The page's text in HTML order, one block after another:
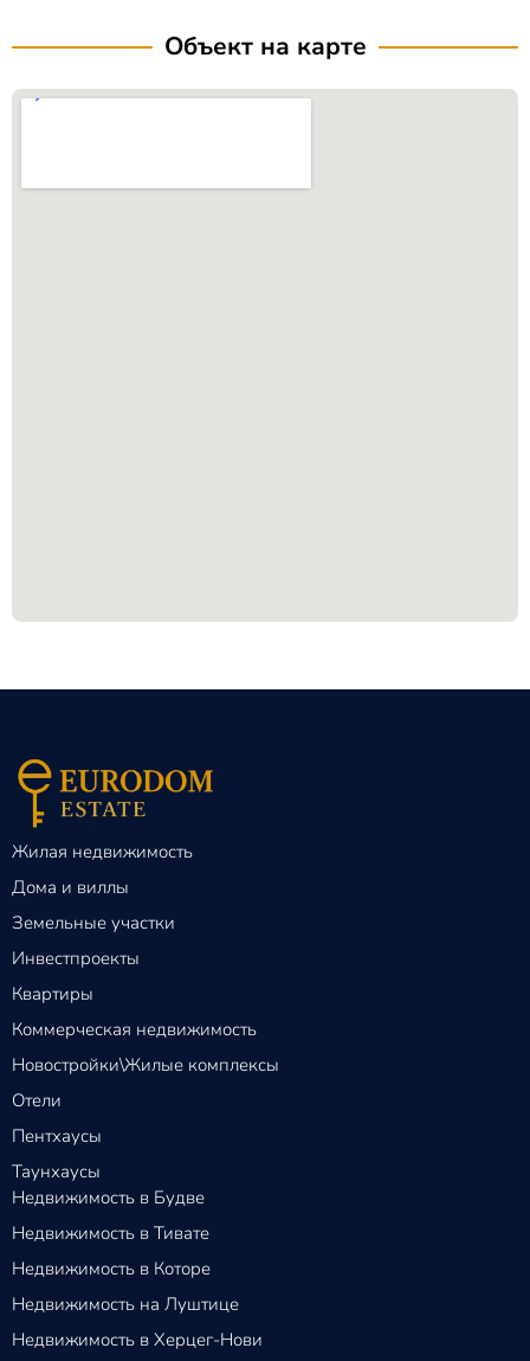
Объект на карте
Жилая недвижимость
Дома и виллы
Земельные участки
Инвестпроекты
Квартиры
Коммерческая недвижимость
Новостройки\Жилые комплексы
Отели
Пентхаусы
Таунхаусы
Недвижимость в Будве
Недвижимость в Тивате
Недвижимость в Которе
Недвижимость на Луштице
Недвижимость в Херцег-Нови